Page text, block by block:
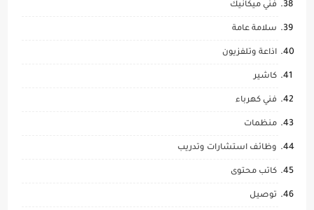
فني ميكانيك
سلامة عامة
اذاعة وتلفزيون
كاشير
فني كهرباء
منظمات
وظائف استشارات وتدريب
كاتب محتوى
توصيل